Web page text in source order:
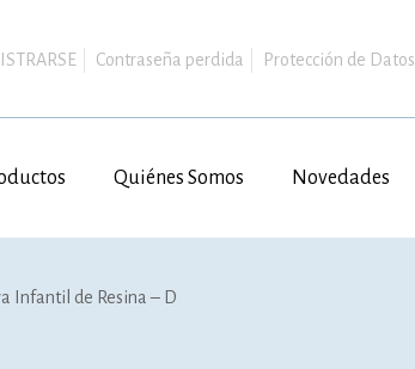
Contraseña perdida Protección de Datos
Quiénes Somos Novedades
Infantil de Resina – D